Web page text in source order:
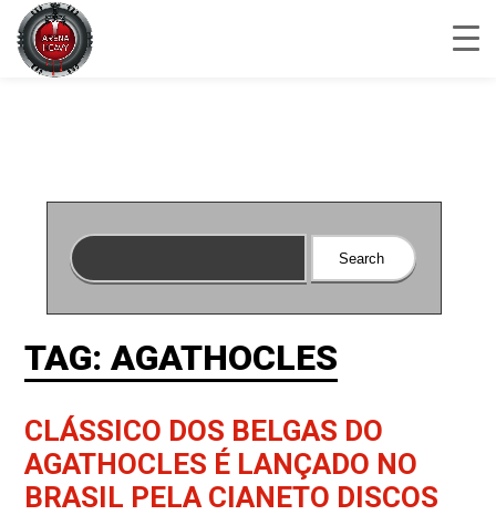
TAG: AGATHOCLES
CLÁSSICO DOS BELGAS DO
AGATHOCLES É LANÇADO NO
BRASIL PELA CIANETO DISCOS